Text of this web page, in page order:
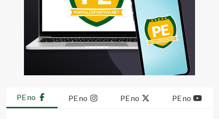
PE no PE no PE no PE no